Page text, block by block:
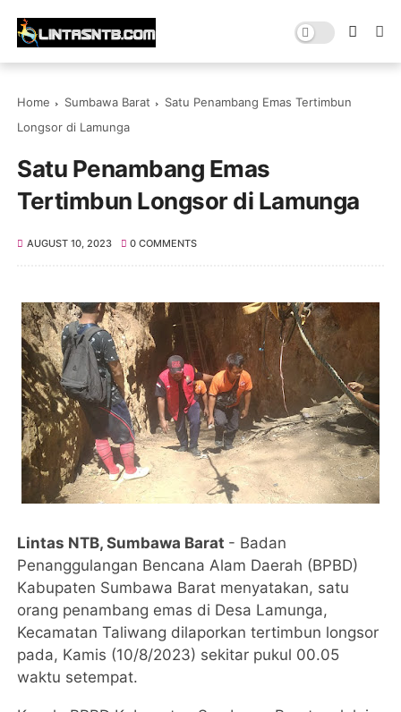
Home Sumbawa Barat
Satu Penambang Emas Tertimbun
Longsor di Lamunga
Satu Penambang Emas
Tertimbun Longsor di Lamunga
AUGUST 10, 2023 0 COMMENTS
Lintas NTB, Sumbawa Barat - Badan
Penanggulangan Bencana Alam Daerah (BPBD)
Kabupaten Sumbawa Barat menyatakan, satu
orang penambang emas di Desa Lamunga,
Kecamatan Taliwang dilaporkan tertimbun longsor
pada, Kamis (10/8/2023) sekitar pukul 00.05
waktu setempat.